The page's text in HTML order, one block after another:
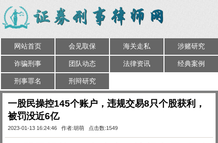
网站首页 会见取保 海关走私 涉赌研究
诈骗刑事 团队动态 法律资讯 经典案例
刑事罪名 刑辩研究
一股民操控145个账户，违规交易8只个股获利，
被罚没近6亿
2023-01-13 16:24:46 作者:胡萌 点击数:1549